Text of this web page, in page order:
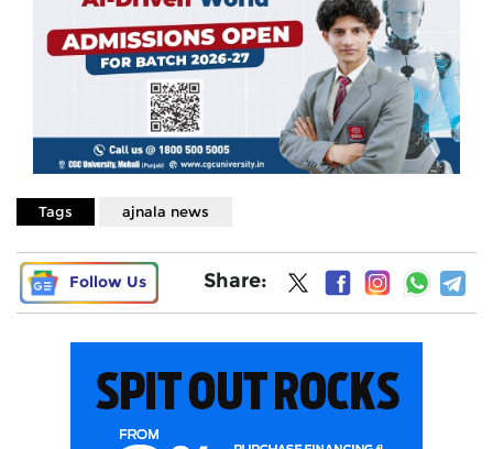
Tags ajnala news
Follow Us Share: